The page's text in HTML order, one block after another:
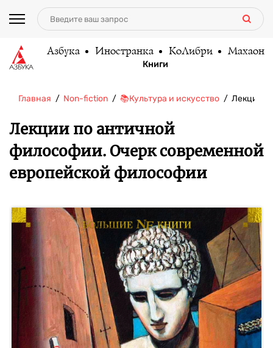
Азбука Иностранка КоЛибри Махаон
Книги
Главная Non-fiction 📚Культура и искусство Лекции
Лекции по античной
философии. Очерк современной
европейской философии